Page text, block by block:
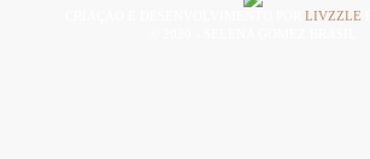
CRIAÇÃO E DESENVOLVIMENTO PORLIVZZLE